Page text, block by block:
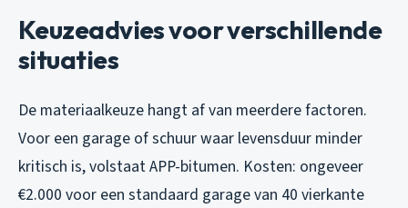
Keuzeadvies voor verschillende
situaties
De materiaalkeuze hangt af van meerdere factoren.
Voor een garage of schuur waar levensduur minder
kritisch is, volstaat APP-bitumen. Kosten: ongeveer
€2.000 voor een standaard garage van 40 vierkante